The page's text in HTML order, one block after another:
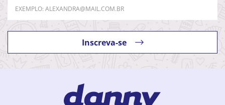
Inscreva-se